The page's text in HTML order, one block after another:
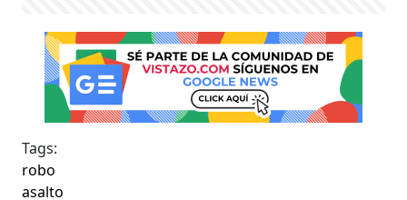
Tags:
robo
asalto